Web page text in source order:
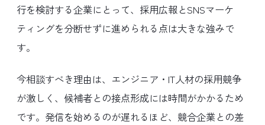
行を検討する企業にとって、採用広報とSNSマーケ
ティングを分断せずに進められる点は大きな強みで
す。
今相談すべき理由は、エンジニア・IT人材の採用競争
が激しく、候補者との接点形成には時間がかかるため
です。発信を始めるのが遅れるほど、競合企業との差